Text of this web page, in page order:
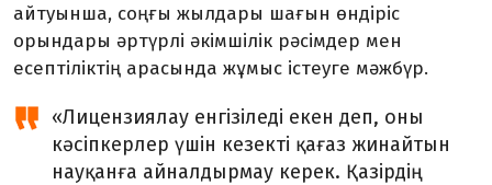
айтуынша, соңғы жылдары шағын өндіріс
орындары әртүрлі әкімшілік рәсімдер мен
есептіліктің арасында жұмыс істеуге мәжбүр.
«Лицензиялау енгізіледі екен деп, оны
кәсіпкерлер үшін кезекті қағаз жинайтын
науқанға айналдырмау керек. Қазірдің